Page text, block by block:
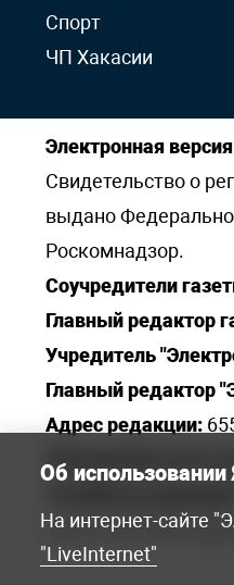
Спорт
ЧП Хакасии
Электронная
Свидетельство о
выдано
Роскомнадзор.
Соучредители
Главный редактор
Учредитель
Главный редактор
Адрес редакции:
Электронная почта
Об
На интернет-сайте
"LiveInternet"